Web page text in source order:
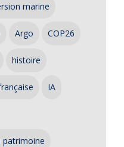
marine
Argo COP26
histoire
IA
patrimoine